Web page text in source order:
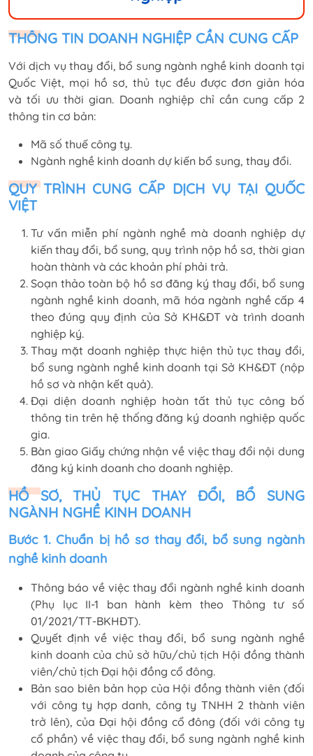
THÔNG TIN DOANH NGHIỆP CẦN CUNG CẤP
Với dịch vụ thay đổi, bổ sung ngành nghề kinh doanh tại
Quốc Việt, mọi hồ sơ, thủ tục đều được đơn giản hóa
và tối ưu thời gian. Doanh nghiệp chỉ cần cung cấp 2
thông tin cơ bản:
Mã số thuế công ty.
Ngành nghề kinh doanh dự kiến bổ sung, thay đổi.
QUY TRÌNH CUNG CẤP DỊCH VỤ TẠI QUỐC
VIỆT
Tư vấn miễn phí ngành nghề mà doanh nghiệp dự
kiến thay đổi, bổ sung, quy trình nộp hồ sơ, thời gian
hoàn thành và các khoản phí phải trả.
Soạn thảo toàn bộ hồ sơ đăng ký thay đổi, bổ sung
ngành nghề kinh doanh, mã hóa ngành nghề cấp 4
theo đúng quy định của Sở KH&ĐT và trình doanh
nghiệp ký.
Thay mặt doanh nghiệp thực hiện thủ tục thay đổi,
bổ sung ngành nghề kinh doanh tại Sở KH&ĐT (nộp
hồ sơ và nhận kết quả).
Đại diện doanh nghiệp hoàn tất thủ tục công bố
thông tin trên hệ thống đăng ký doanh nghiệp quốc
gia.
Bàn giao Giấy chứng nhận về việc thay đổi nội dung
đăng ký kinh doanh cho doanh nghiệp.
HỒ SƠ, THỦ TỤC THAY ĐỔI, BỔ SUNG
NGÀNH NGHỀ KINH DOANH
Bước 1. Chuẩn bị hồ sơ thay đổi, bổ sung ngành
nghề kinh doanh
Thông báo về việc thay đổi ngành nghề kinh doanh
(Phụ lục II-1 ban hành kèm theo Thông tư số
01/2021/TT-BKHĐT).
Quyết định về việc thay đổi, bổ sung ngành nghề
kinh doanh của chủ sở hữu/chủ tịch Hội đồng thành
viên/chủ tịch Đại hội đồng cổ đông.
Bản sao biên bản họp của Hội đồng thành viên (đối
với công ty hợp danh, công ty TNHH 2 thành viên
trở lên), của Đại hội đồng cổ đông (đối với công ty
cổ phần) về việc thay đổi, bổ sung ngành nghề kinh